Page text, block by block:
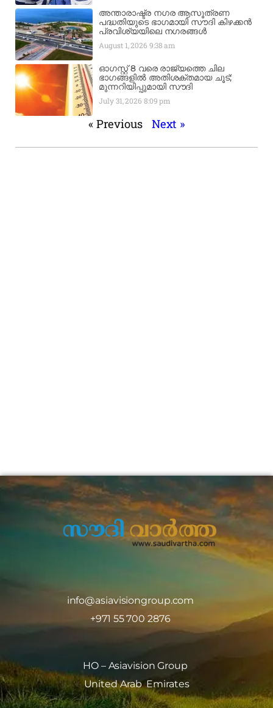
അന്താരാഷ്ട്ര നഗര ആസൂത്രണ
പദ്ധതിയുടെ ഭാഗമായി സൗദി കിഴക്കൻ
പ്രവിശ്യയിലെ നഗരങ്ങൾ
August 1, 2026 9:38 am
ഓഗസ്റ്റ് 8 വരെ രാജ്യത്തെ ചില
ഭാഗങ്ങളിൽ അതിശക്തമായ ചൂട്;
മുന്നറിയിപ്പുമായി സൗദി
July 31, 2026 8:09 pm
« Previous Next »
info@asiavisiongroup.com
+971 55 700 2876
HO – Asiavision Group
United Arab Emirates